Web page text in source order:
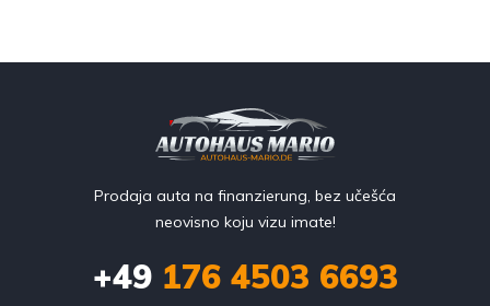
Prodaja auta na finanzierung, bez učešća
neovisno koju vizu imate!
+49176 4503 6693